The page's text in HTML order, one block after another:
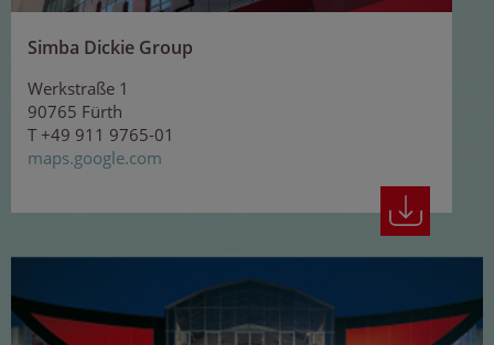
Simba Dickie Group
Werkstraße 1
90765 Fürth
T +49 911 9765-01
maps.google.com